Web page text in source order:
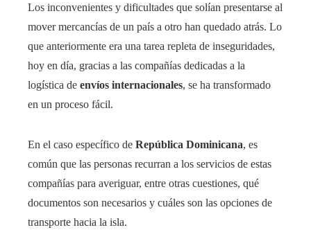
Los inconvenientes y dificultades que solían presentarse al
mover mercancías de un país a otro han quedado atrás. Lo
que anteriormente era una tarea repleta de inseguridades,
hoy en día, gracias a las compañías dedicadas a la
logística de envíos internacionales, se ha transformado
en un proceso fácil.
En el caso específico de República Dominicana, es
común que las personas recurran a los servicios de estas
compañías para averiguar, entre otras cuestiones, qué
documentos son necesarios y cuáles son las opciones de
transporte hacia la isla.